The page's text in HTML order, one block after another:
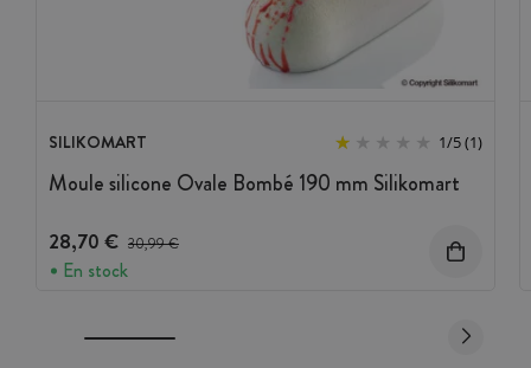
SILIKOMART 1/5(1)
Moule silicone Ovale Bombé 190 mm Silikomart
28,70 € Prix avant réduction :
30,99 €
En stock